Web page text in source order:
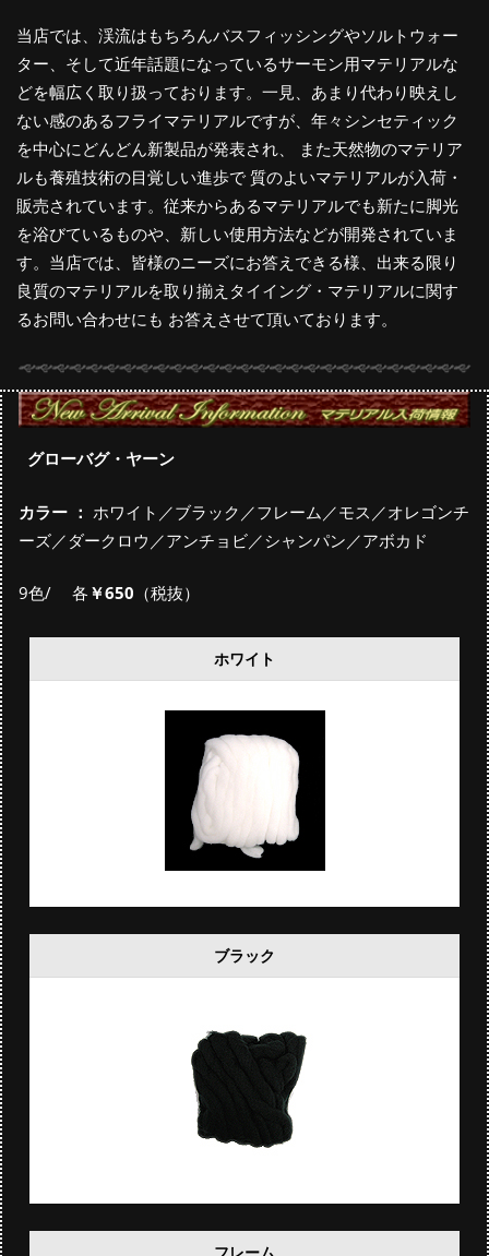
当店では、渓流はもちろんバスフィッシングやソルトウォー
ター、そして近年話題になっているサーモン用マテリアルな
どを幅広く取り扱っております。一見、あまり代わり映えし
ない感のあるフライマテリアルですが、年々シンセティック
を中心にどんどん新製品が発表され、 また天然物のマテリア
ルも養殖技術の目覚しい進歩で 質のよいマテリアルが入荷・
販売されています。従来からあるマテリアルでも新たに脚光
を浴びているものや、新しい使用方法などが開発されていま
す。当店では、皆様のニーズにお答えできる様、出来る限り
良質のマテリアルを取り揃えタイイング・マテリアルに関す
るお問い合わせにも お答えさせて頂いております。
グローバグ・ヤーン
カラー ： ホワイト／ブラック／フレーム／モス／オレゴンチ
ーズ／ダークロウ／アンチョビ／シャンパン／アボカド
9色/ 各 ￥650 （税抜）
ホワイト
ブラック